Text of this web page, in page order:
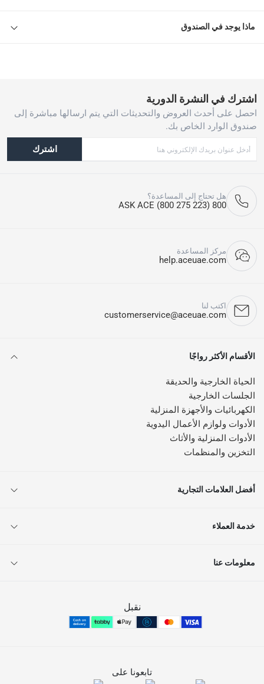
ماذا يوجد في الصندوق
اشترك في النشرة الدورية
احصل على أحدث العروض والتحديثات التي يتم ارسالها مباشرة إلى
صندوق الوارد الخاص بك.
اشترك
هل تحتاج إلى المساعدة؟
800 ASK ACE (800 275 223)
مركز المساعدة
help.aceuae.com
اكتب لنا
customerservice@aceuae.com
الأقسام الأكثر رواجًا
الحياة الخارجية والحديقة
الجلسات الخارجية
الكهربائيات والأجهزة المنزلية
الأدوات ولوازم الأعمال اليدوية
الأدوات المنزلية والأثاث
التخزين والمنظمات
أفضل العلامات التجارية
خدمة العملاء
معلومات عنا
نقبل
تابعونا على